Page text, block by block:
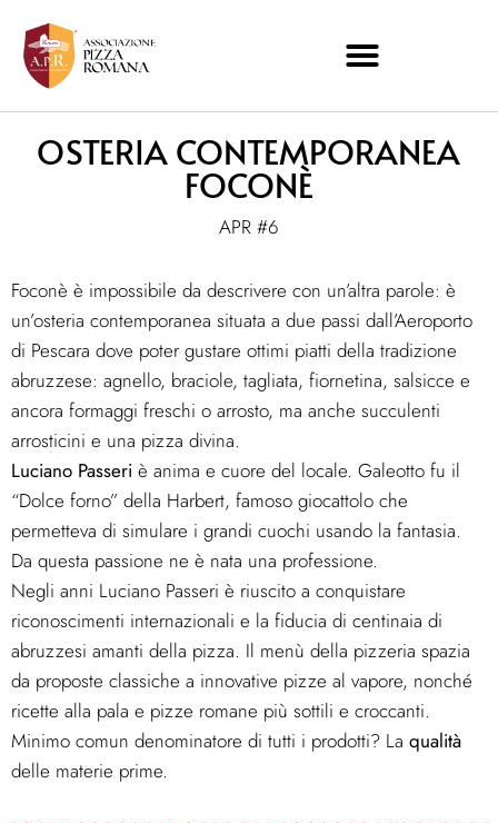
OSTERIA CONTEMPORANEA
FOCONÈ
APR #6
Foconè è impossibile da descrivere con un’altra parole: è
un’osteria contemporanea situata a due passi dall’Aeroporto
di Pescara dove poter gustare ottimi piatti della tradizione
abruzzese: agnello, braciole, tagliata, fiornetina, salsicce e
ancora formaggi freschi o arrosto, ma anche succulenti
arrosticini e una pizza divina.
Luciano Passeri è anima e cuore del locale. Galeotto fu il
“Dolce forno” della Harbert, famoso giocattolo che
permetteva di simulare i grandi cuochi usando la fantasia.
Da questa passione ne è nata una professione.
Negli anni Luciano Passeri è riuscito a conquistare
riconoscimenti internazionali e la fiducia di centinaia di
abruzzesi amanti della pizza. Il menù della pizzeria spazia
da proposte classiche a innovative pizze al vapore, nonché
ricette alla pala e pizze romane più sottili e croccanti.
Minimo comun denominatore di tutti i prodotti? La qualità
delle materie prime.